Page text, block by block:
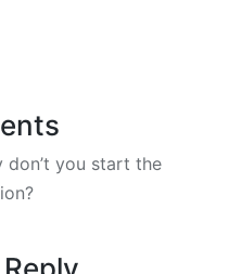
don’t you start the